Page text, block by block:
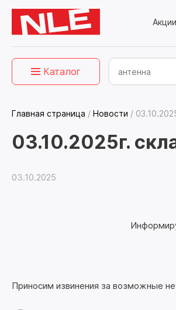
Акции
Каталог
Главная страница / Новости /
03.10.2025г.
03.10.2025
Приносим извинения за возможные